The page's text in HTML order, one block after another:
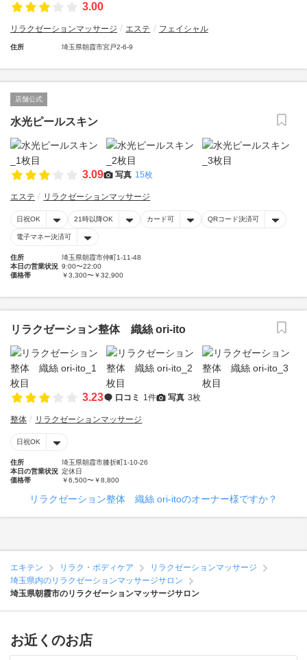
3.00
リラクゼーションマッサージ エステ フェイシャル
住所 埼玉県朝霞市宮戸2-6-9
店舗公式
水光ピールスキン
3.09 写真 15枚
エステ リラクゼーションマッサージ
日祝OK 21時以降OK カード可 QRコード決済可
電子マネー決済可
住所
埼玉県朝霞市仲町1-11-48
本日の営業状況 9:00〜22:00
価格帯
￥3,300〜￥32,900
リラクゼーション整体 織絲 ori-ito
3.23 口コミ 1件 写真 3枚
整体 リラクゼーションマッサージ
日祝OK
住所
埼玉県朝霞市膝折町1-10-26
本日の営業状況 定休日
価格帯
￥6,500〜￥8,800
リラクゼーション整体 織絲 ori-itoのオーナー様ですか？
エキテン リラク・ボディケア
リラクゼーションマッサージ
埼玉県内のリラクゼーションマッサージサロン
埼玉県朝霞市のリラクゼーションマッサージサロン
お近くのお店